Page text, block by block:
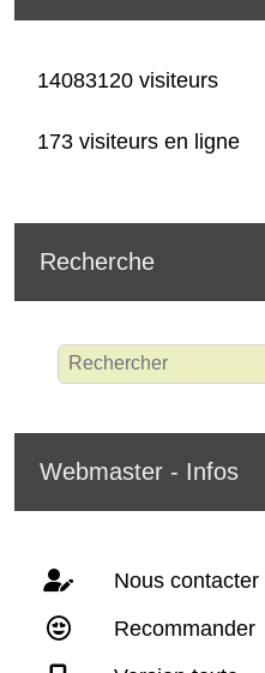
14083120 visiteurs
173 visiteurs en ligne
Recherche
Webmaster - Infos
Nous contacter
Recommander